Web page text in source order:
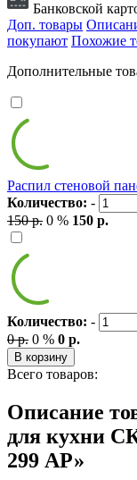
Банковской
Доп. товары
покупают Похожие
Дополнительные
Распил стеновой
Количество: -
150 р. 0 % 150 р.
Количество: -
0 р. 0 % 0 р.
В корзину
Всего товаров:
Описание
для кухни
299 АР»